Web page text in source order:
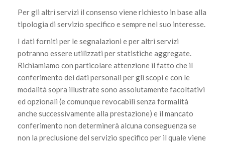
Per gli altri servizi il consenso viene richiesto in base alla
tipologia di servizio specifico e sempre nel suo interesse.
I dati forniti per le segnalazioni e per altri servizi
potranno essere utilizzati per statistiche aggregate.
Richiamiamo con particolare attenzione il fatto che il
conferimento dei dati personali per gli scopi e con le
modalità sopra illustrate sono assolutamente facoltativi
ed opzionali (e comunque revocabili senza formalità
anche successivamente alla prestazione) e il mancato
conferimento non determinerà alcuna conseguenza se
non la preclusione del servizio specifico per il quale viene